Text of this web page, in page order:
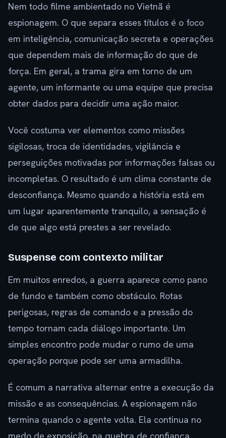
Nem todo filme ambientado no Vietnã é
espionagem. O que separa esses títulos é o foco
em inteligência, comunicação secreta e operações
que dependem mais de informação do que de
força. Em geral, a trama gira em torno de um
agente, um informante ou uma equipe que precisa
obter dados para decidir uma ação maior.
Você costuma ver elementos como missões
sigilosas, troca de identidades, vigilância e
perseguições motivadas por informações falsas ou
incompletas. O resultado é um clima constante de
desconfiança. Mesmo quando a história está em
um lugar aparentemente tranquilo, a sensação é
de que algo está prestes a ser revelado.
Suspense com contexto militar
Em muitos enredos, a guerra aparece como pano
de fundo e também como obstáculo. Rotas
perigosas, regras de comando e a pressão do
tempo tornam cada diálogo importante. Um
simples encontro pode mudar o rumo de uma
operação porque pode ser uma armadilha.
É comum a narrativa alternar entre a execução da
missão e as consequências. A espionagem não
termina quando o agente volta. Ela continua no